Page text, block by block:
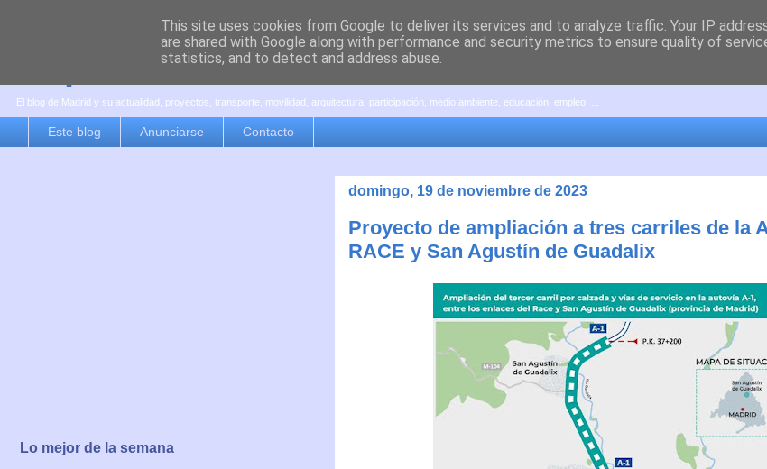
es por madrid
El blog de Madrid y su actualidad, proyectos, transporte, movilidad, arquitectura, participación, medio ambiente, educación, empleo, ...
Este blog Anunciarse Contacto
domingo, 19 de noviembre de 2023
Proyecto de ampliación a tres carriles de la
RACE y San Agustín de Guadalix
Lo mejor de la semana
This site uses cookies from Google to deliver its services and to analyze traffic. Your IP
are shared with Google along with performance and security metrics to ensure quality of
statistics, and to detect and address abuse.